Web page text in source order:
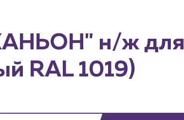
н/ж для
RAL 1019)